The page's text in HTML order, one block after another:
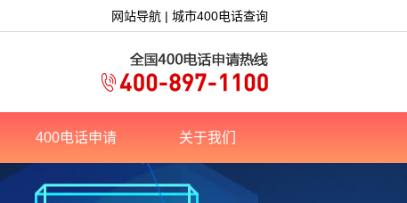
网站导航 | 城市400电话查询
400电话申请 关于我们